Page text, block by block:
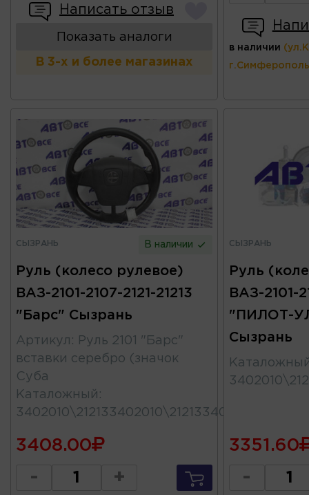
Написать отзыв
Показать аналоги
В 3-х и более магазинах
в наличии
СЫЗРАНЬ В наличии
Руль (колесо рулевое)
ВАЗ-2101-2107-2121-21213
"Барс" Сызрань
Артикул :
Руль 2101 "Барс"
вставки серебро (значок
Суба
Каталожный :
3402010\212133402010\21213340201011
3408.00
- +
СЫЗРАНЬ
Руль
ВАЗ-2101-
"ПИЛОТ-
Сызрань
3351.60
-